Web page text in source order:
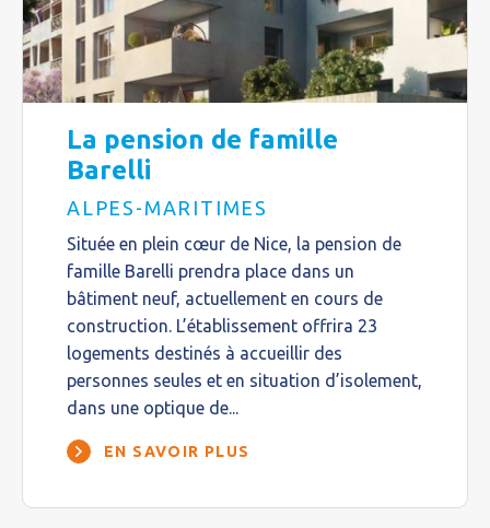
La pension de famille
Barelli
ALPES-MARITIMES
Située en plein cœur de Nice, la pension de
famille Barelli prendra place dans un
bâtiment neuf, actuellement en cours de
construction. L’établissement offrira 23
logements destinés à accueillir des
personnes seules et en situation d’isolement,
dans une optique de...
EN SAVOIR PLUS